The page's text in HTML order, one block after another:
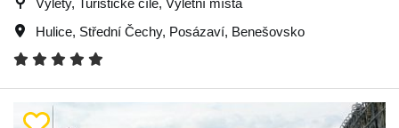
Hulice, Střední Čechy, Posázaví, Benešovsko